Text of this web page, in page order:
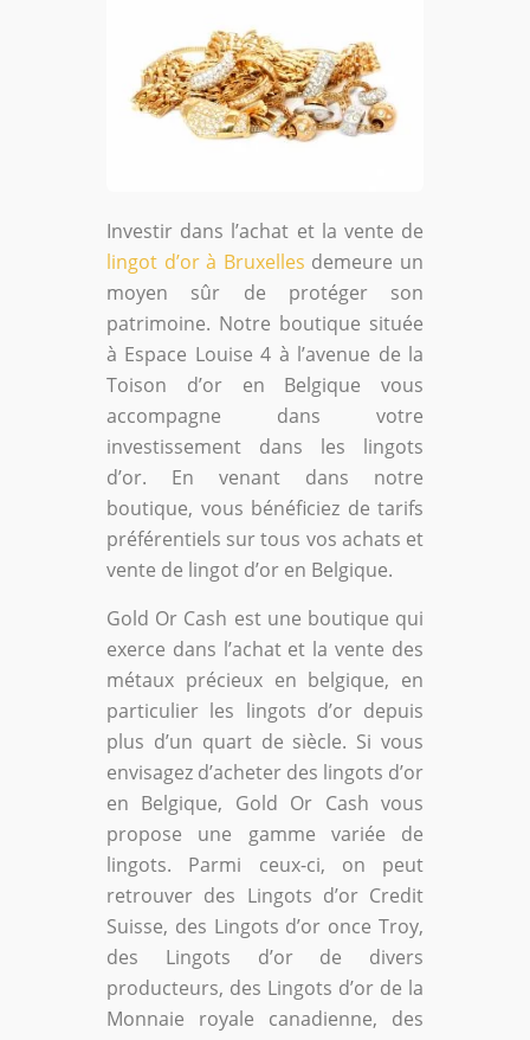
Investir dans l’achat et la vente de
lingot d’or à Bruxelles demeure un
moyen sûr de protéger son
patrimoine. Notre boutique située
à Espace Louise 4 à l’avenue de la
Toison d’or en Belgique vous
accompagne dans votre
investissement dans les lingots
d’or. En venant dans notre
boutique, vous bénéficiez de tarifs
préférentiels sur tous vos achats et
vente de lingot d’or en Belgique.
Gold Or Cash est une boutique qui
exerce dans l’achat et la vente des
métaux précieux en belgique, en
particulier les lingots d’or depuis
plus d’un quart de siècle. Si vous
envisagez d’acheter des lingots d’or
en Belgique, Gold Or Cash vous
propose une gamme variée de
lingots. Parmi ceux-ci, on peut
retrouver des Lingots d’or Credit
Suisse, des Lingots d’or once Troy,
des Lingots d’or de divers
producteurs, des Lingots d’or de la
Monnaie royale canadienne, des